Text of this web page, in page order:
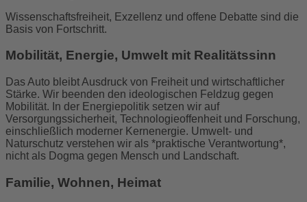
Wissenschaftsfreiheit, Exzellenz und offene Debatte sind die
Basis von Fortschritt.
Mobilität, Energie, Umwelt mit Realitätssinn
Das Auto bleibt Ausdruck von Freiheit und wirtschaftlicher
Stärke. Wir beenden den ideologischen Feldzug gegen
Mobilität. In der Energiepolitik setzen wir auf
Versorgungssicherheit, Technologieoffenheit und Forschung,
einschließlich moderner Kernenergie. Umwelt- und
Naturschutz verstehen wir als *praktische Verantwortung*,
nicht als Dogma gegen Mensch und Landschaft.
Familie, Wohnen, Heimat